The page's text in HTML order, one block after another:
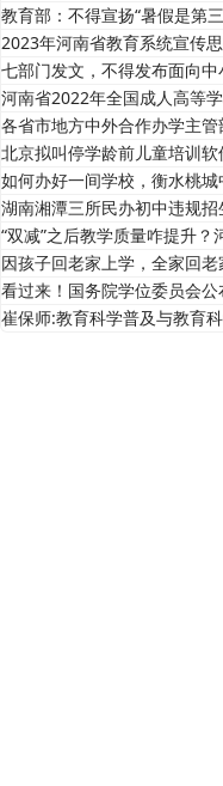
教育部：不得宣扬“暑假是第
2023年河南省教育系统宣传
七部门发文，不得发布面向
河南省2022年全国成人高等
各省市地方中外合作办学主
北京拟叫停学龄前儿童培训
如何办好一间学校，衡水桃
湖南湘潭三所民办初中违规
“双减”之后教学质量咋提升？
因孩子回老家上学，全家回
看过来！国务院学位委员会
崔保师:教育科学普及与教育